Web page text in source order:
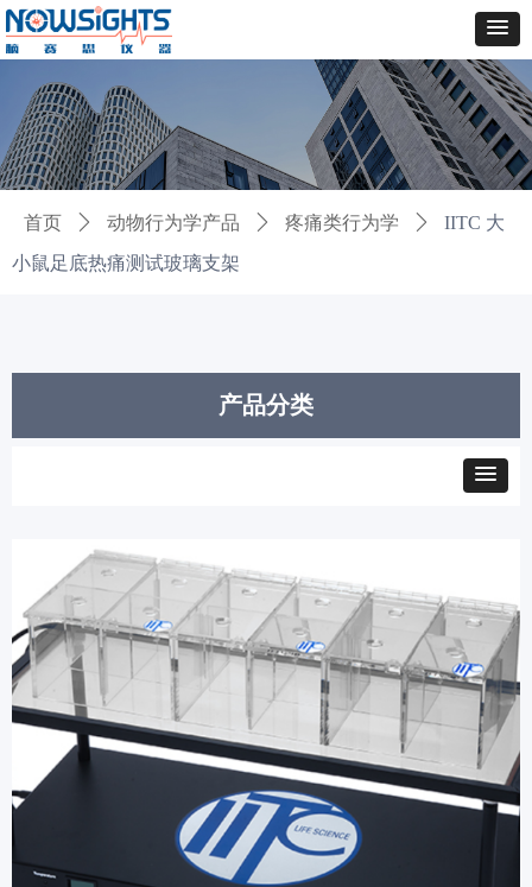
首页 ꄲ 动物行为学产品 ꄲ 疼痛类行为学 ꄲ
IITC 大
小鼠足底热痛测试玻璃支架
产品分类